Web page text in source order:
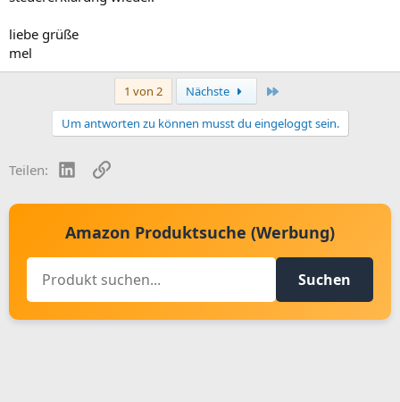
liebe grüße
mel
1 von 2 Nächste
Um antworten zu können musst du eingeloggt sein.
Teilen: LinkedInLink
Amazon Produktsuche (Werbung)
Suchen